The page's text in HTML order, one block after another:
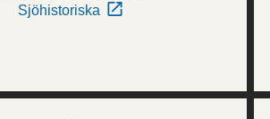
Sjöhistoriska